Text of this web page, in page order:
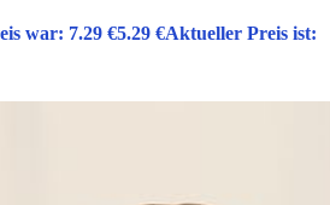
war: 7.29 €5.29 €Aktueller Preis ist: